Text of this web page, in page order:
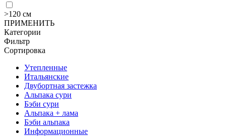
>120 см
ПРИМЕНИТЬ
Категории
Фильтр
Сортировка
Утепленные
Итальянские
Двубортная застежка
Альпака сури
Бэби сури
Альпака + лама
Бэби альпака
Информационные